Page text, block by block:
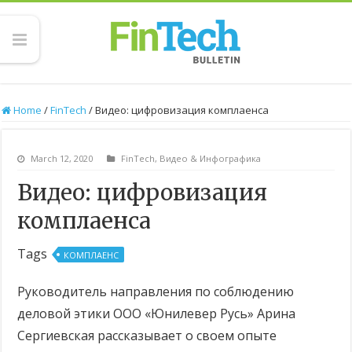
Home /FinTech /Видео: цифровизация комплаенса
March 12, 2020 FinTech, Видео & Инфографика
Видео: цифровизация
комплаенса
Tags КОМПЛАЕНС
Руководитель направления по соблюдению
деловой этики ООО «Юнилевер Русь» Арина
Сергиевская рассказывает о своем опыте